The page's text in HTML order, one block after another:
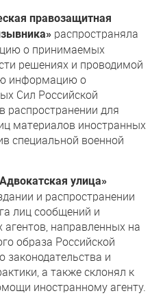
правозащитная
распространяла
о принимаемых
решениях и проводимой
информацию о
Сил Российской
распространении для
материалов иностранных
специальной военной
улица»
и распространении
лиц сообщений и
направленных на
образа Российской
законодательства и
а также склонял к
иностранному агенту.